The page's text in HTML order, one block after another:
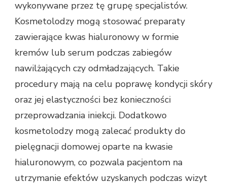
wykonywane przez tę grupę specjalistów.
Kosmetolodzy mogą stosować preparaty
zawierające kwas hialuronowy w formie
kremów lub serum podczas zabiegów
nawilżających czy odmładzających. Takie
procedury mają na celu poprawę kondycji skóry
oraz jej elastyczności bez konieczności
przeprowadzania iniekcji. Dodatkowo
kosmetolodzy mogą zalecać produkty do
pielęgnacji domowej oparte na kwasie
hialuronowym, co pozwala pacjentom na
utrzymanie efektów uzyskanych podczas wizyt